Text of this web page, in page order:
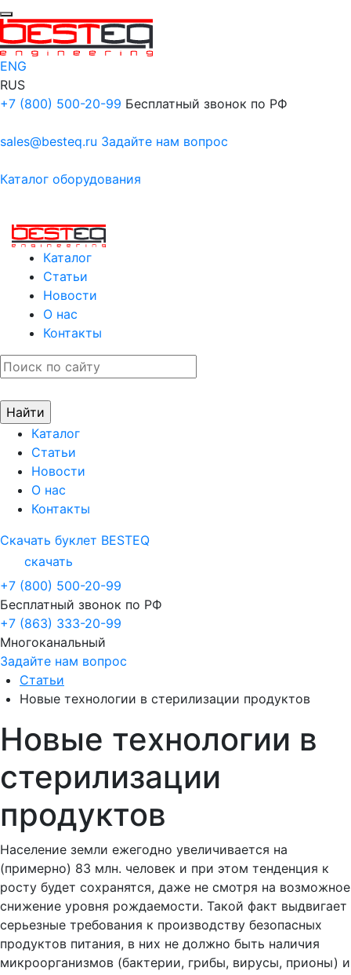
ENG
RUS
+7 (800) 500-20-99 Бесплатный звонок по РФ
sales@besteq.ru Задайте нам вопрос
Каталог оборудования
Каталог
Статьи
Новости
О нас
Контакты
Каталог
Статьи
Новости
О нас
Контакты
Скачать буклет BESTEQ
скачать
+7 (800) 500-20-99
Бесплатный звонок по РФ
+7 (863) 333-20-99
Многоканальный
Задайте нам вопрос
Статьи
Новые технологии в стерилизации продуктов
Новые технологии в
стерилизации
продуктов
Население земли ежегодно увеличивается на
(примерно) 83 млн. человек и при этом тенденция к
росту будет сохранятся, даже не смотря на возможное
снижение уровня рождаемости. Такой факт выдвигает
серьезные требования к производству безопасных
продуктов питания, в них не должно быть наличия
микроорганизмов (бактерии, грибы, вирусы, прионы) и